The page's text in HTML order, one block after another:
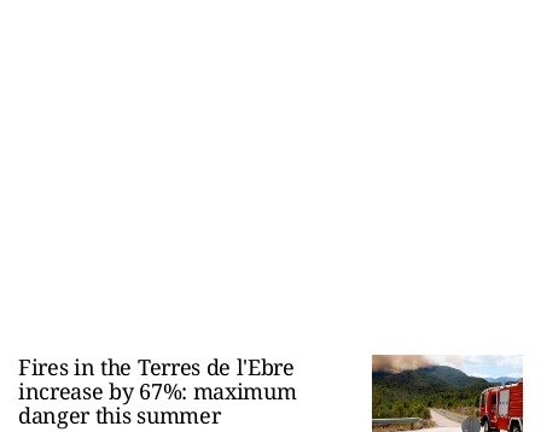
Fires in the Terres de l'Ebre
increase by 67%: maximum
danger this summer